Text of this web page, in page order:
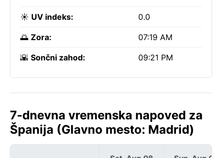
☀️ UV indeks: 0.0
🌅 Zora: 07:19 AM
🌇 Sončni zahod: 09:21 PM
7-dnevna vremenska napoved za
Španija (Glavno mesto: Madrid)